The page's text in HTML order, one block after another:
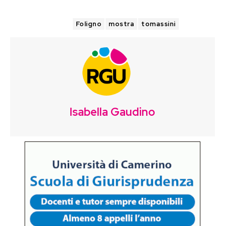
Foligno mostra tomassini
Isabella Gaudino